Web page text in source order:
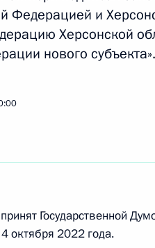
пеней за
службу по
военной операции
Федерацией и
Херсонской
нового субъекта».
Государственной
октября 2022 года.